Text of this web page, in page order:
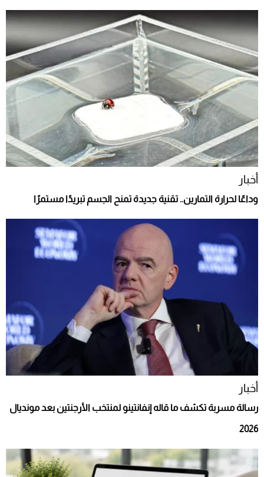
أخبار
وداعًا لحرارة التمارين.. تقنية جديدة تمنح الجسم تبريدًا مستمرًا
أخبار
رسالة مسربة تكشف ما قاله إنفانتينو لمنتخب الأرجنتين بعد مونديال
2026